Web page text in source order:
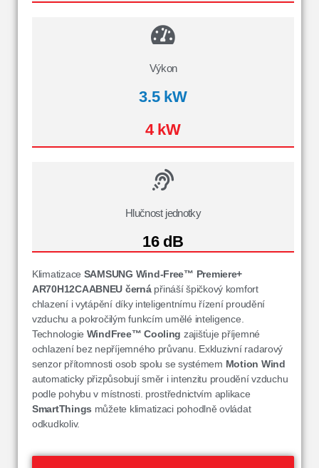
Výkon
3.5 kW
4 kW
Hlučnost jednotky
16 dB
Klimatizace SAMSUNG Wind-Free™ Premiere+
AR70H12CAABNEU černápřináší špičkový komfort
chlazení i vytápění díky inteligentnímu řízení proudění
vzduchu a pokročilým funkcím umělé inteligence.
Technologie WindFree™ Cooling zajišťuje příjemné
ochlazení bez nepříjemného průvanu. Exkluzivní radarový
senzor přítomnosti osob spolu se systémem Motion Wind
automaticky přizpůsobují směr i intenzitu proudění vzduchu
podle pohybu v místnosti. prostřednictvím aplikace
SmartThings můžete klimatizaci pohodlně ovládat
odkudkoliv.